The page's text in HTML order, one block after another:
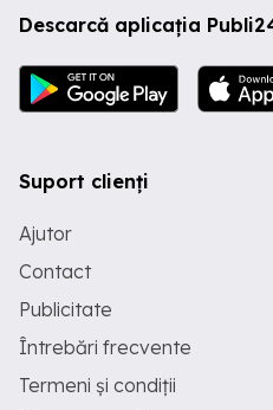
Descarcă aplicația
Suport clienți
Ajutor
Contact
Publicitate
Întrebări frecvente
Termeni și condiții